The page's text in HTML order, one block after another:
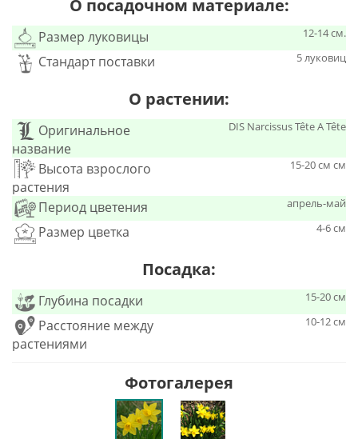
О посадочном материале:
Размер луковицы 12-14 см.
Стандарт поставки 5 луковиц
О растении:
Оригинальное
название
DIS Narcissus Tête A Tête
Высота взрослого
растения
15-20 см см
Период цветения апрель-май
Размер цветка 4-6 см
Посадка:
Глубина посадки 15-20 см
Расстояние между
растениями
10-12 см
Фотогалерея